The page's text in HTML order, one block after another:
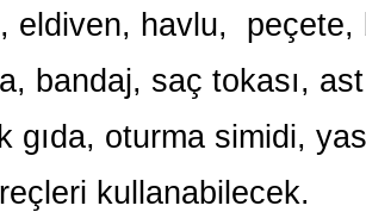
eldiven, havlu, peçete,
bandaj, saç tokası,
gıda, oturma simidi,
kullanabilecek.